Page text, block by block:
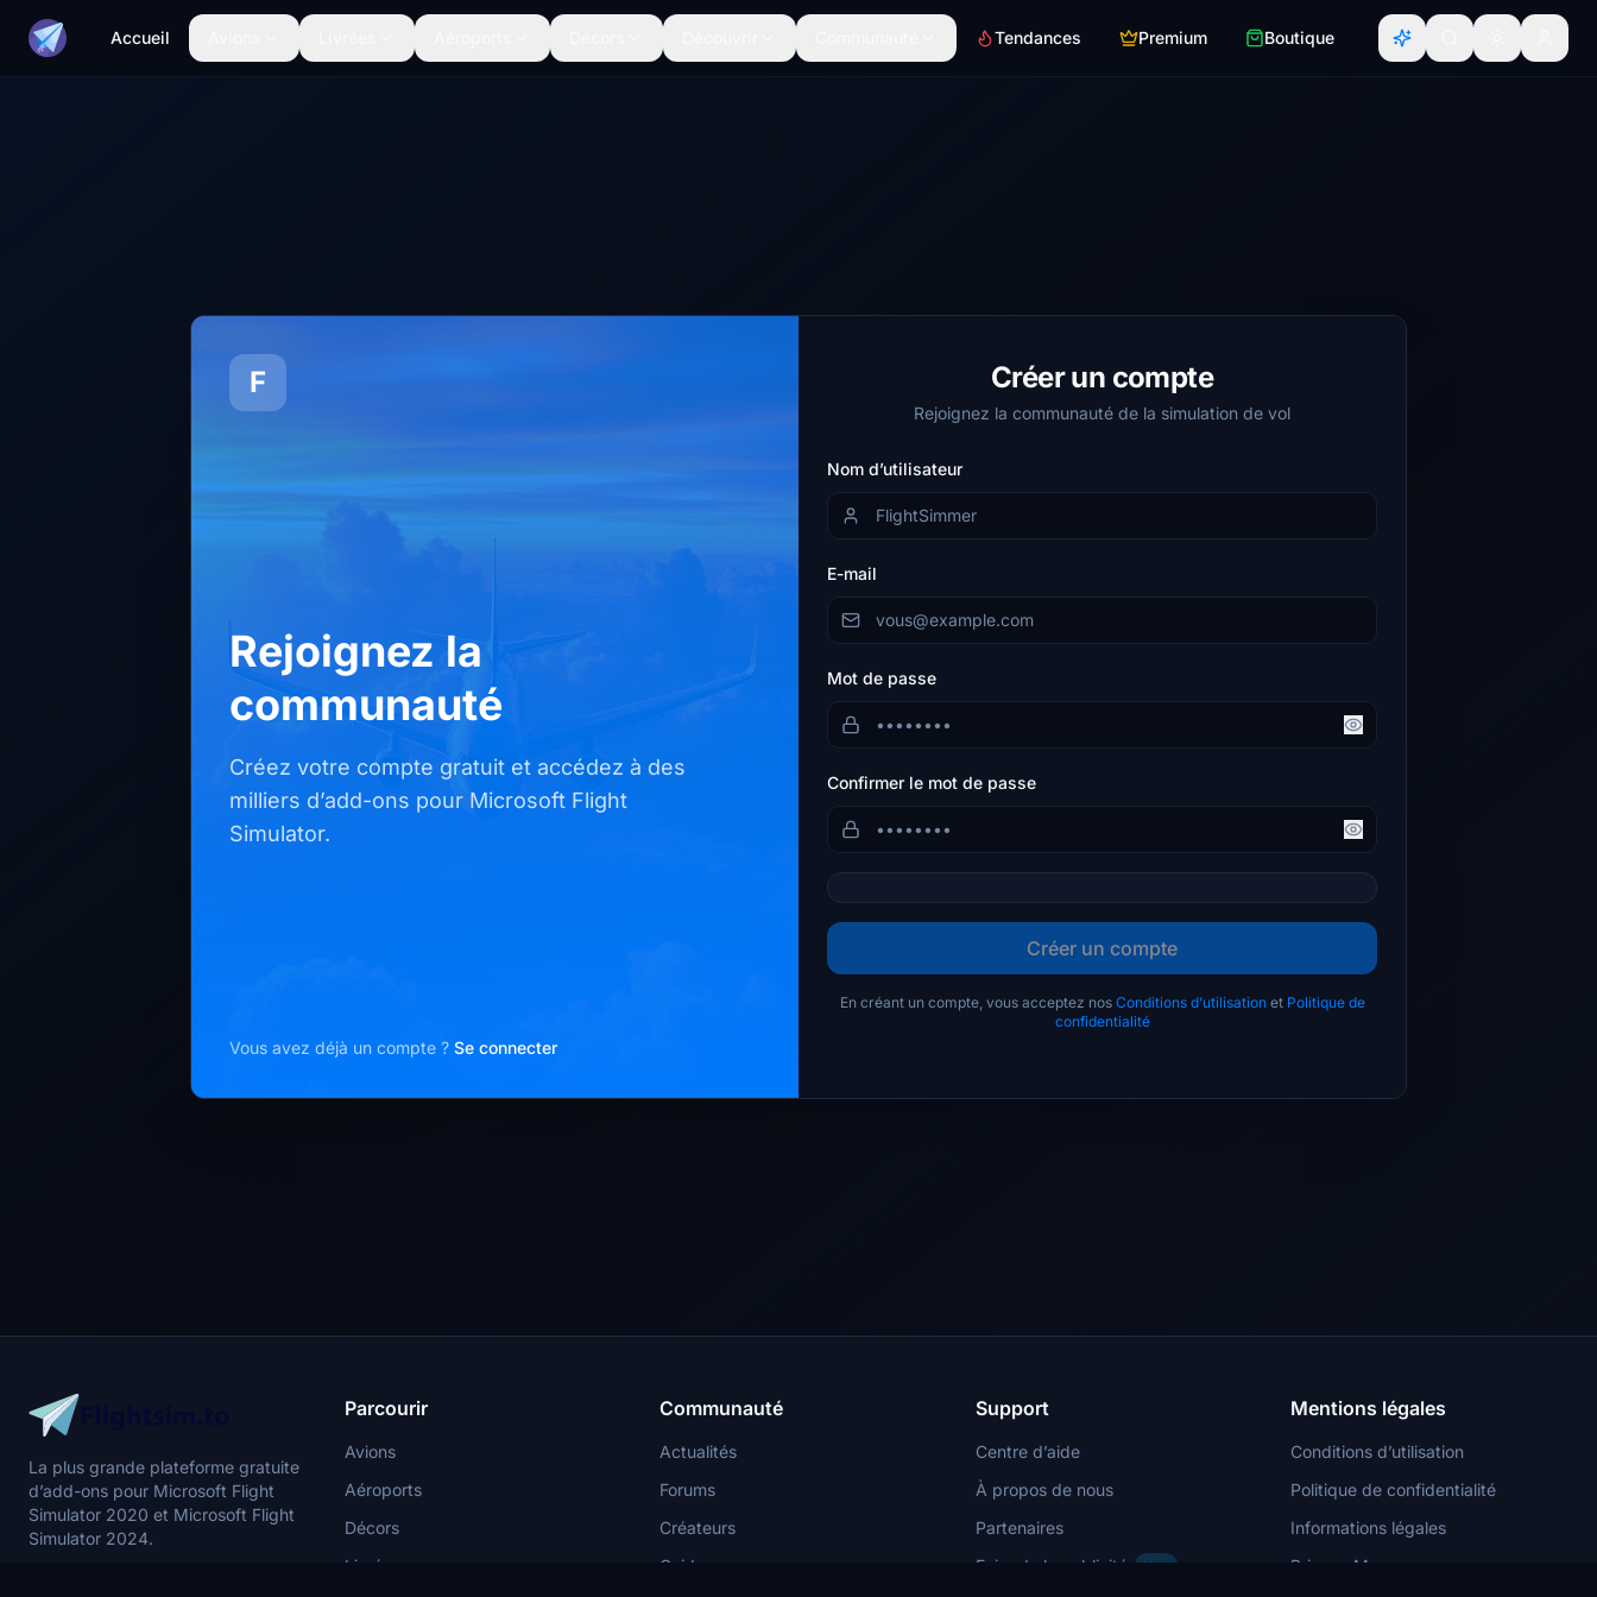
Accueil Tendances Premium Boutique
F
Rejoignez la
communauté
Créez votre compte gratuit et accédez à des
milliers d’add-ons pour Microsoft Flight
Simulator.
Vous avez déjà un compte ? Se connecter
Créer un compte
Rejoignez la communauté de la simulation de vol
Nom d’utilisateur
E-mail
Mot de passe
Confirmer le mot de passe
Créer un compte
En créant un compte, vous acceptez nos Conditions d’utilisationet Politique de
confidentialité
La plus grande plateforme gratuite
d’add-ons pour Microsoft Flight
Simulator 2020 et Microsoft Flight
Simulator 2024.
Parcourir
Avions
Aéroports
Décors
Livrées
Communauté
Actualités
Forums
Créateurs
Guides
Support
Centre d’aide
À propos de nous
Partenaires
Faire de la publicité
New
Mentions légales
Conditions d’utilisation
Politique de confidentialité
Informations légales
Privacy Manager